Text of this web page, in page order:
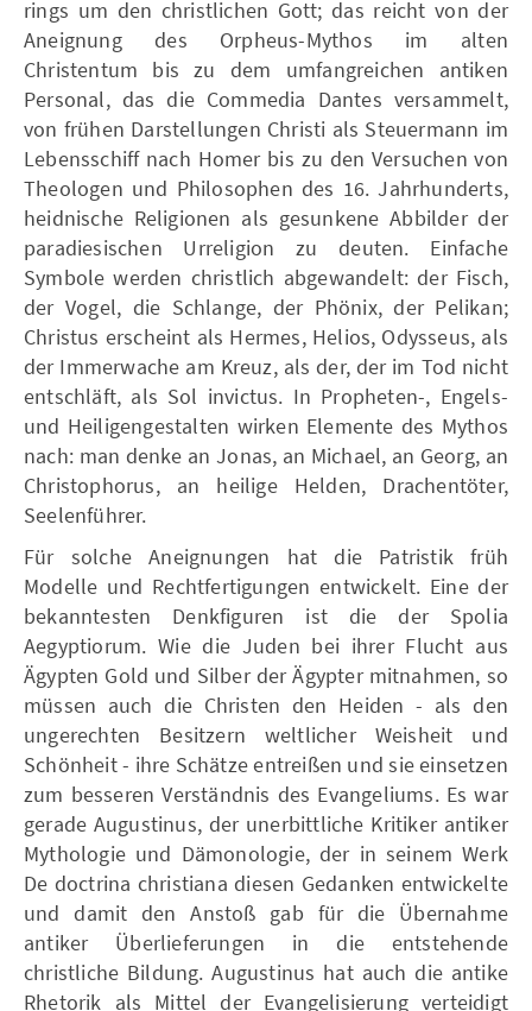
rings um den christlichen Gott; das reicht von der
Aneignung des Orpheus-Mythos im alten
Christentum bis zu dem umfangreichen antiken
Personal, das die Commedia Dantes versammelt,
von frühen Darstellungen Christi als Steuermann im
Lebensschiff nach Homer bis zu den Versuchen von
Theologen und Philosophen des 16. Jahrhunderts,
heidnische Religionen als gesunkene Abbilder der
paradiesischen Urreligion zu deuten. Einfache
Symbole werden christlich abgewandelt: der Fisch,
der Vogel, die Schlange, der Phönix, der Pelikan;
Christus erscheint als Hermes, Helios, Odysseus, als
der Immerwache am Kreuz, als der, der im Tod nicht
entschläft, als Sol invictus. In Propheten-, Engels-
und Heiligengestalten wirken Elemente des Mythos
nach: man denke an Jonas, an Michael, an Georg, an
Christophorus, an heilige Helden, Drachentöter,
Seelenführer.
Für solche Aneignungen hat die Patristik früh
Modelle und Rechtfertigungen entwickelt. Eine der
bekanntesten Denkfiguren ist die der Spolia
Aegyptiorum. Wie die Juden bei ihrer Flucht aus
Ägypten Gold und Silber der Ägypter mitnahmen, so
müssen auch die Christen den Heiden - als den
ungerechten Besitzern weltlicher Weisheit und
Schönheit - ihre Schätze entreißen und sie einsetzen
zum besseren Verständnis des Evangeliums. Es war
gerade Augustinus, der unerbittliche Kritiker antiker
Mythologie und Dämonologie, der in seinem Werk
De doctrina christiana diesen Gedanken entwickelte
und damit den Anstoß gab für die Übernahme
antiker Überlieferungen in die entstehende
christliche Bildung. Augustinus hat auch die antike
Rhetorik als Mittel der Evangelisierung verteidigt